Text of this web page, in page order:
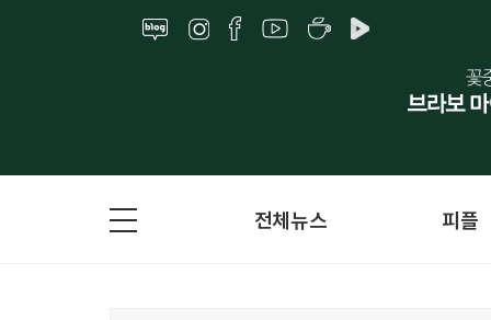
전체뉴스 피플